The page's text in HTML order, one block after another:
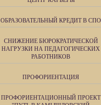
ОБРАЗОВАТЕЛЬНЫЙ КРЕДИТ В СПО
СНИЖЕНИЕ БЮРОКРАТИЧЕСКОЙ
НАГРУЗКИ НА ПЕДАГОГИЧЕСКИХ
РАБОТНИКОВ
ПРОФОРИЕНТАЦИЯ
ПРОФОРИЕНТАЦИОННЫЙ ПРОЕКТ